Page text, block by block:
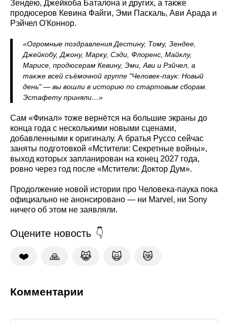
Зендею, Джейкоба Баталона и других, а также
продюсеров Кевина Файги, Эми Паскаль, Ави Арада и
Рэйчел О'Коннор.
«Огромные поздравления Дестину, Тому, Зендее,
Джейкобу, Джону, Марку, Сэди, Флоренс, Майклу,
Марисе, продюсерам Кевину, Эми, Ави и Рэйчел, а
также всей съёмочной группе "Человек-паук: Новый
день" — вы вошли в историю по стартовым сборам.
Эстафету приняли…»
Сам «Финал» тоже вернётся на большие экраны до
конца года с несколькими новыми сценами,
добавленными к оригиналу. А братья Руссо сейчас
заняты подготовкой «Мстители: Секретные войны»,
выход которых запланирован на конец 2027 года,
ровно через год после «Мстители: Доктор Дум».
Продолжение новой истории про Человека-паука пока
официально не анонсировано — ни Marvel, ни Sony
ничего об этом не заявляли.
Оцените новость
❤️ 🙏 😹 🙀 😿
Комментарии